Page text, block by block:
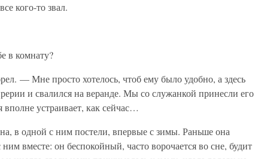
кого-то звал.
в комнату?
— Мне просто хотелось, чтоб ему было удобно, а здесь
и свалился на веранде. Мы со служанкой принесли его
устраивает, как сейчас…
в одной с ним постели, впервые с зимы. Раньше она
вместе: он беспокойный, часто ворочается во сне, будит